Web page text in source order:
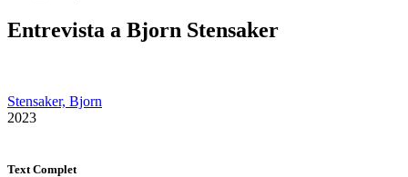
Entrevista a Bjorn Stensaker
Stensaker, Bjorn
​ 2023
Text Complet